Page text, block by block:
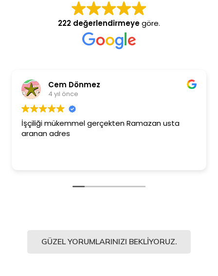
222 değerlendirmeyegöre.
Cem Dönmez
4 yıl önce
İşçiliği mükemmel gerçekten Ramazan usta
aranan adres
GÜZEL YORUMLARINIZI BEKLIYORUZ.